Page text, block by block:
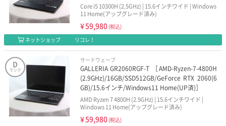
Core i5 10300H (2.5GHz) | 15.6インチワイド | Windows
11 Home(アップグレード済み)
¥59,980 (税込)
ネットショップ
リコレ！
D
ランク
サードウェーブ
GALLERIA GR2060RGF-T ［AMD-Ryzen-7-4800H
(2.9GHz)/16GB/SSD512GB/GeForce RTX 2060(6
GB)/15.6インチ/Windows11 Home(UP済)］
AMD Ryzen 7 4800H (2.9GHz) | 15.6インチワイド |
Windows 11 Home(アップグレード済み)
¥59,980 (税込)